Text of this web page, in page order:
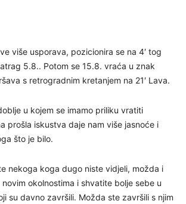
više usporava, pozicionira se na 4′ tog
5.8.. Potom se 15.8. vraća u znak
s retrogradnim kretanjem na 21′ Lava.
u kojem se imamo priliku vratiti
prošla iskustva daje nam više jasnoće i
što je bilo.
nekoga koga dugo niste vidjeli, možda i
okolnostima i shvatite bolje sebe u
su davno završili. Možda ste završili s njim